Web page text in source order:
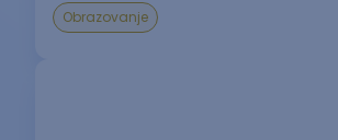
Obrazovanje